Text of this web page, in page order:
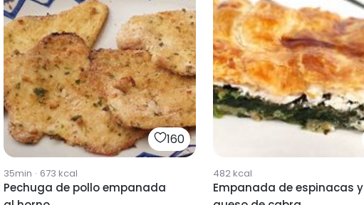
160
35min · 673 kcal
Pechuga de pollo empanada
482kcal
Empanada de espinacas y